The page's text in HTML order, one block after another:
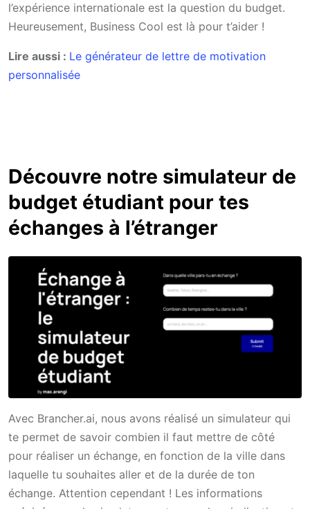
l’expérience internationale est la question du budget.
Heureusement, Business Cool est là pour t’aider !
Lire aussi : Le générateur de lettre de motivation
personnalisée
Découvre notre simulateur de
budget étudiant pour tes
échanges à l’étranger
Avec Brancher.ai, nous avons réalisé un simulateur qui
te permet de savoir combien il faut mettre de côté
pour réaliser un échange, en fonction de la ville dans
laquelle tu souhaites aller et de la durée de ton
échange. Attention cependant ! Les informations